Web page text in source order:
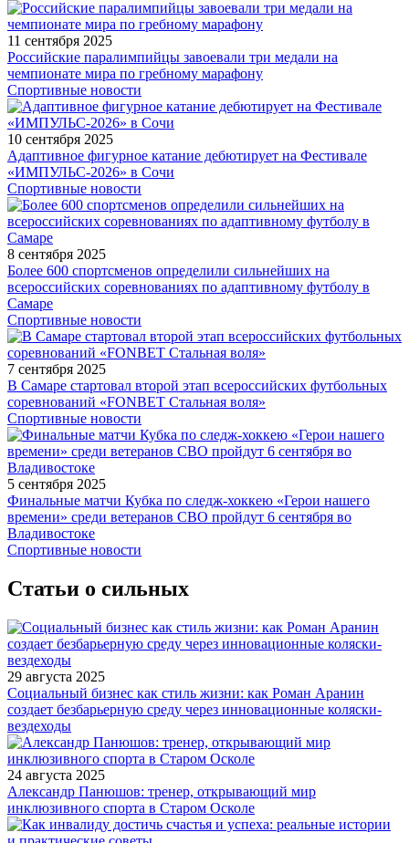
11 сентября 2025
Российские паралимпийцы завоевали три медали на
чемпионате мира по гребному марафону
Спортивные новости
10 сентября 2025
Адаптивное фигурное катание дебютирует на Фестивале
«ИМПУЛЬС-2026» в Сочи
Спортивные новости
8 сентября 2025
Более 600 спортсменов определили сильнейших на
всероссийских соревнованиях по адаптивному футболу в
Самаре
Спортивные новости
7 сентября 2025
В Самаре стартовал второй этап всероссийских футбольных
соревнований «FONBET Стальная воля»
Спортивные новости
5 сентября 2025
Финальные матчи Кубка по следж-хоккею «Герои нашего
времени» среди ветеранов СВО пройдут 6 сентября во
Владивостоке
Спортивные новости
Статьи о сильных
29 августа 2025
Социальный бизнес как стиль жизни: как Роман Аранин
создает безбарьерную среду через инновационные коляски-
вездеходы
24 августа 2025
Александр Панюшов: тренер, открывающий мир
инклюзивного спорта в Старом Осколе